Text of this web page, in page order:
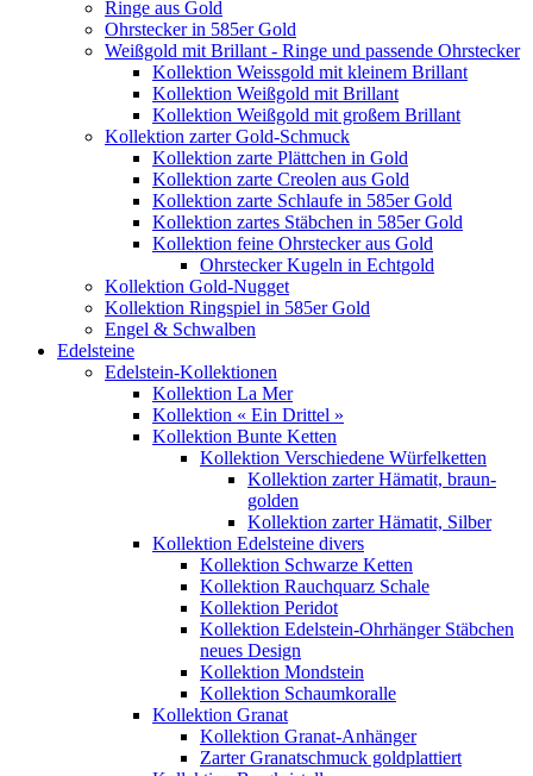
Ringe aus Gold
Ohrstecker in 585er Gold
Weißgold mit Brillant - Ringe und passende Ohrstecker
Kollektion Weissgold mit kleinem Brillant
Kollektion Weißgold mit Brillant
Kollektion Weißgold mit großem Brillant
Kollektion zarter Gold-Schmuck
Kollektion zarte Plättchen in Gold
Kollektion zarte Creolen aus Gold
Kollektion zarte Schlaufe in 585er Gold
Kollektion zartes Stäbchen in 585er Gold
Kollektion feine Ohrstecker aus Gold
Ohrstecker Kugeln in Echtgold
Kollektion Gold-Nugget
Kollektion Ringspiel in 585er Gold
Engel & Schwalben
Edelsteine
Edelstein-Kollektionen
Kollektion La Mer
Kollektion « Ein Drittel »
Kollektion Bunte Ketten
Kollektion Verschiedene Würfelketten
Kollektion zarter Hämatit, braun-
golden
Kollektion zarter Hämatit, Silber
Kollektion Edelsteine divers
Kollektion Schwarze Ketten
Kollektion Rauchquarz Schale
Kollektion Peridot
Kollektion Edelstein-Ohrhänger Stäbchen
neues Design
Kollektion Mondstein
Kollektion Schaumkoralle
Kollektion Granat
Kollektion Granat-Anhänger
Zarter Granatschmuck goldplattiert